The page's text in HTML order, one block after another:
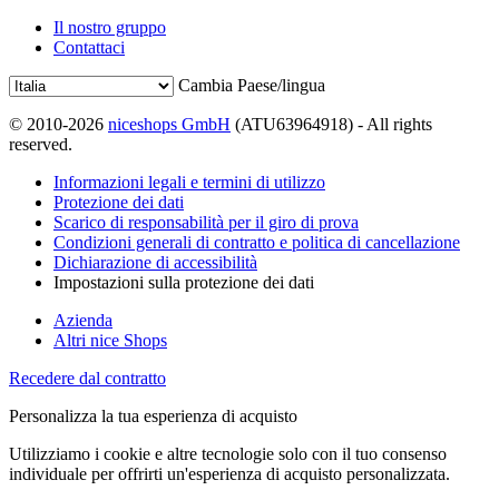
Il nostro gruppo
Contattaci
Cambia Paese/lingua
© 2010-2026 niceshops GmbH (ATU63964918) - All rights
reserved.
Informazioni legali e termini di utilizzo
Protezione dei dati
Scarico di responsabilità per il giro di prova
Condizioni generali di contratto e politica di cancellazione
Dichiarazione di accessibilità
Impostazioni sulla protezione dei dati
Azienda
Altri nice Shops
Recedere dal contratto
Personalizza la tua esperienza di acquisto
Utilizziamo i cookie e altre tecnologie solo con il tuo consenso
individuale per offrirti un'esperienza di acquisto personalizzata.